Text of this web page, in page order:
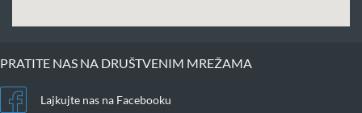
PRATITE NAS NA DRUŠTVENIM MREŽAMA
Lajkujte nas na Facebooku